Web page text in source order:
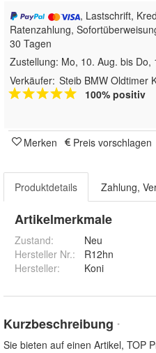
, Lastschrift,
Ratenzahlung,
30 Tagen
Zustellung: Mo, 10. Aug. bis Do,
Verkäufer: Steib BMW Oldtimer
100% positiv
Merken Preis vorschlagen
Produktdetails Zahlung,
Artikelmerkmale
Zustand:
Neu
Hersteller Nr.:
R12hn
Hersteller: Koni
Kurzbeschreibung *
Sie bieten auf einen Artikel, TOP